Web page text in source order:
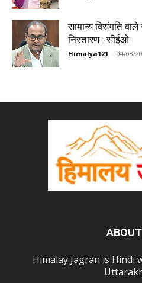
सामान्य विसंगति
निस्तारण : सीईओ
Himalya121 - 04/08/
Himalay Jagran is Hindi